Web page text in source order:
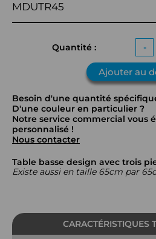
MDUTR45
Quantité : -
Ajouter au
Besoin d'une quantité
D'une couleur en particulier ?
Notre service commercial vous
personnalisé !
Nous contacter
Table basse design avec trois
Existe aussi en taille 65cm par
CARACTÉRISTIQUES